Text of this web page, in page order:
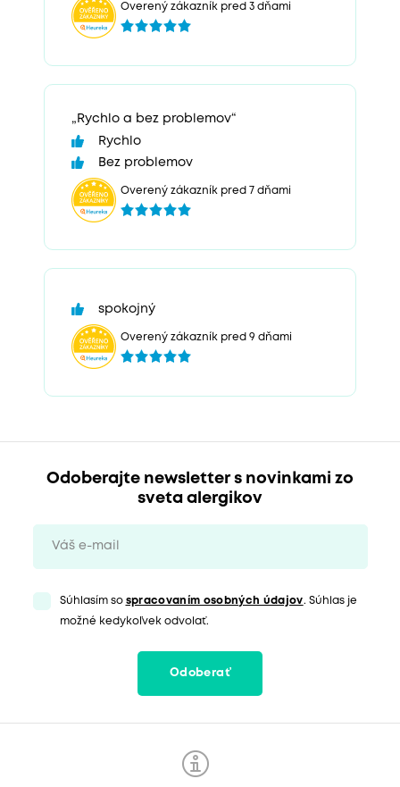
Overený zákazník pred 3 dňami
„Rychlo a bez problemov“
Rychlo
Bez problemov
Overený zákazník pred 7 dňami
spokojný
Overený zákazník pred 9 dňami
Odoberajte newsletter s novinkami zo
sveta alergikov
Súhlasím so spracovaním osobných údajov. Súhlas je
možné kedykoľvek odvolať.
Odoberať